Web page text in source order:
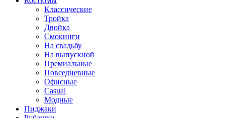
Классические
Тройка
Двойка
Смокинги
На свадьбу
На выпускной
Премиальные
Повседневные
Офисные
Casual
Модные
Пиджаки